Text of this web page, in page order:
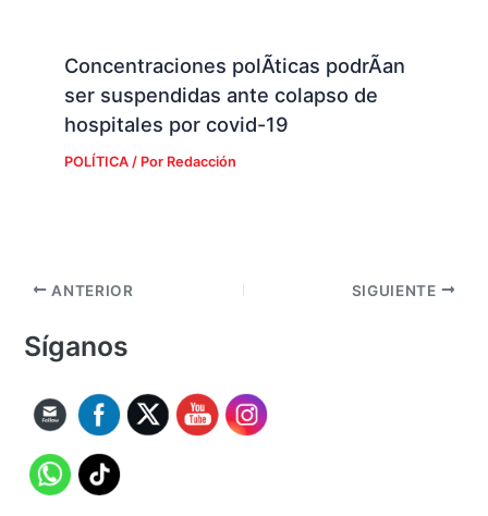
Concentraciones polÃ­ticas podrÃ­an
ser suspendidas ante colapso de
hospitales por covid-19
POLÍTICA/ Por Redacción
ANTERIOR SIGUIENTE
Síganos